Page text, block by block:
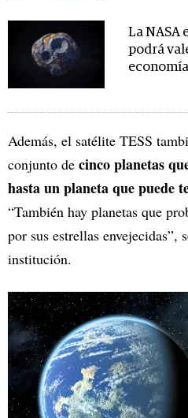
La NASA
podrá
Además, el satélite TESS
conjunto de cinco planetas
hasta un planeta que puede
“También hay planetas que
por sus estrellas envejecidas”,
institución.